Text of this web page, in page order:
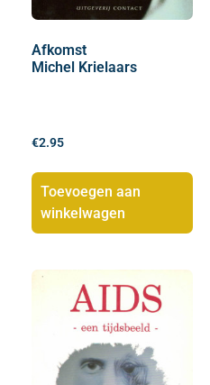
Afkomst
Michel Krielaars
€2.95
Toevoegen aan
winkelwagen